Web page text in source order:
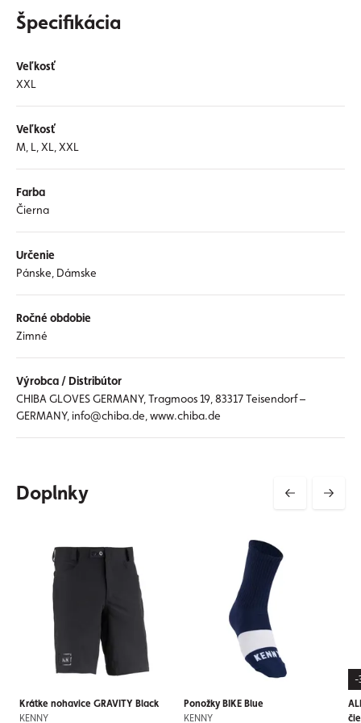
Špecifikácia
Veľkosť
XXL
Veľkosť
M, L, XL, XXL
Farba
Čierna
Určenie
Pánske, Dámske
Ročné obdobie
Zimné
Výrobca / Distribútor
CHIBA GLOVES GERMANY, Tragmoos 19, 83317 Teisendorf –
GERMANY, info@chiba.de, www.chiba.de
Doplnky
Krátke nohavice GRAVITY Black
KENNY
Ponožky BIKE Blue
KENNY
-